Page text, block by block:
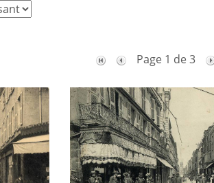
Page 1 de 3